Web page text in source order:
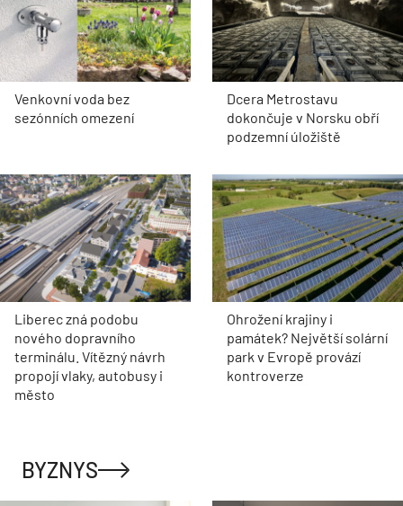
Venkovní voda bez
sezónních omezení
Dcera Metrostavu
dokončuje v Norsku obří
podzemní úložiště
Liberec zná podobu
nového dopravního
terminálu. Vítězný návrh
propojí vlaky, autobusy i
město
Ohrožení krajiny i
památek? Největší solární
park v Evropě provází
kontroverze
BYZNYS